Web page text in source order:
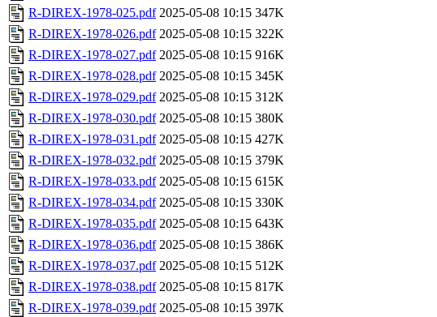
R-DIREX-1978-025.pdf 2025-05-08 10:15 347K
R-DIREX-1978-026.pdf 2025-05-08 10:15 322K
R-DIREX-1978-027.pdf 2025-05-08 10:15 916K
R-DIREX-1978-028.pdf 2025-05-08 10:15 345K
R-DIREX-1978-029.pdf 2025-05-08 10:15 312K
R-DIREX-1978-030.pdf 2025-05-08 10:15 380K
R-DIREX-1978-031.pdf 2025-05-08 10:15 427K
R-DIREX-1978-032.pdf 2025-05-08 10:15 379K
R-DIREX-1978-033.pdf 2025-05-08 10:15 615K
R-DIREX-1978-034.pdf 2025-05-08 10:15 330K
R-DIREX-1978-035.pdf 2025-05-08 10:15 643K
R-DIREX-1978-036.pdf 2025-05-08 10:15 386K
R-DIREX-1978-037.pdf 2025-05-08 10:15 512K
R-DIREX-1978-038.pdf 2025-05-08 10:15 817K
R-DIREX-1978-039.pdf 2025-05-08 10:15 397K